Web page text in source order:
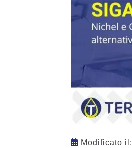
Modificato il: